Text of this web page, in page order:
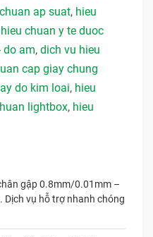
ap suat, hieu
hieu chuan y te duoc
do am, dich vu hieu
cap giay chung
do kim loai, hieu
lightbox, hieu
gập 0.8mm/0.01mm –
vụ hỗ trợ nhanh chóng